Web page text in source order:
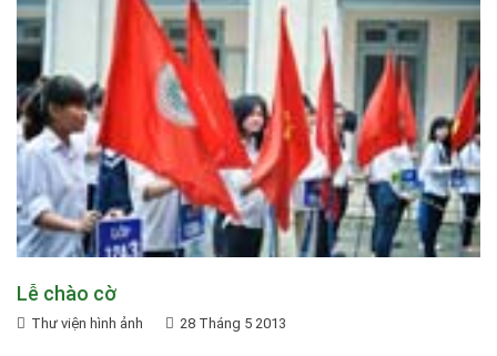
Lễ chào cờ
Thư viện hình ảnh 28 Tháng 5 2013